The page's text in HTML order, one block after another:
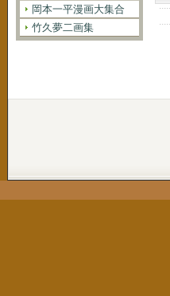
岡本一平漫画大集合
竹久夢二画集